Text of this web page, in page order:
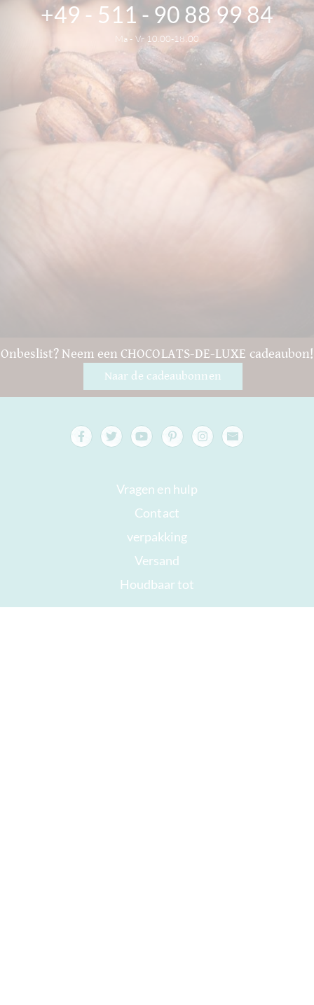
+49 - 511 - 90 88 99 84
Ma - Vr 10.00-18.00
Onbeslist? Neem een CHOCOLATS-DE-LUXE cadeaubon!
Naar de cadeaubonnen
Vragen en hulp
Contact
verpakking
Versand
Houdbaar tot